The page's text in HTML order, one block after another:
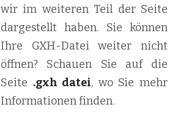
wir im weiteren Teil der Seite
dargestellt haben. Sie können
Ihre GXH-Datei weiter nicht
öffnen? Schauen Sie auf die
Seite .gxh datei, wo Sie mehr
Informationen finden.